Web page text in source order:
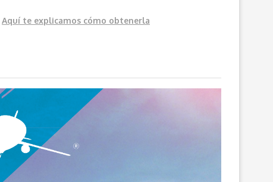
Aquí te explicamos cómo obtenerla